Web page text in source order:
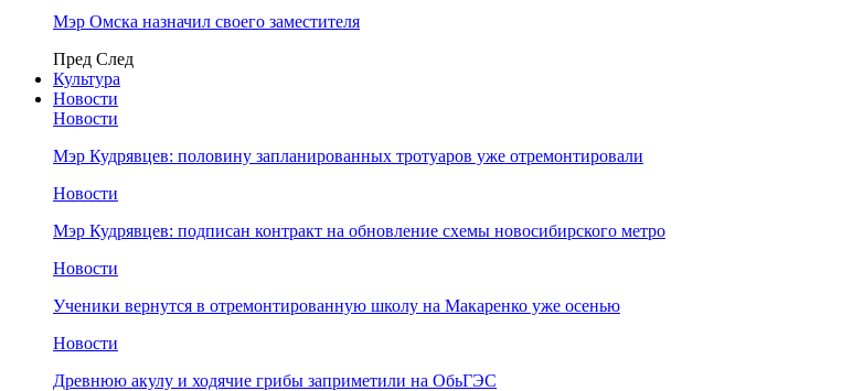
Мэр Омска назначил своего заместителя
Пред След
Культура
Новости
Новости
Мэр Кудрявцев: половину запланированных тротуаров уже отремонтировали
Новости
Мэр Кудрявцев: подписан контракт на обновление схемы новосибирского метро
Новости
Ученики вернутся в отремонтированную школу на Макаренко уже осенью
Новости
Древнюю акулу и ходячие грибы заприметили на ОбьГЭС